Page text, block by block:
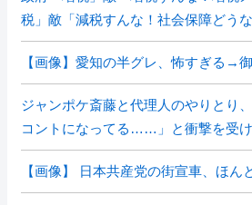
税」敵「減税すんな！社会保障どうな
【画像】愛知の半グレ、怖すぎる→
ジャンポケ斎藤と代理人のやりとり
コントになってる……」と衝撃を受
【画像】 日本共産党の街宣車、ほん